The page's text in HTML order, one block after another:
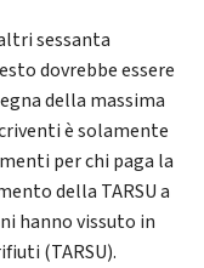
sessanta
dovrebbe essere
della massima
è solamente
per chi paga la
della TARSU a
hanno vissuto in
(TARSU).